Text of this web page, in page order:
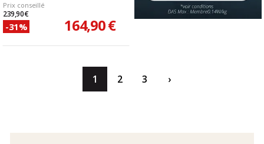
Prix conseillé
239,90 €
-31% 164,90 €
1 2 3 ›